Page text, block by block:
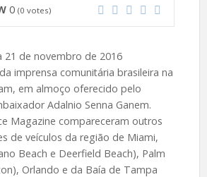
0 (0 votes)
21 de novembro de 2016
imprensa comunitária brasileira na
em almoço oferecido pelo
Adalnio Senna Ganem.
Magazine compareceram outros
de veículos da região de Miami,
Beach e Deerfield Beach), Palm
Orlando e da Baía de Tampa